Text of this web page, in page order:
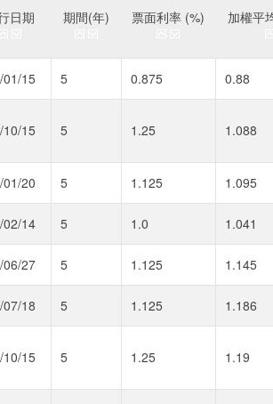
日期 期間(年) 票面利率 (%) 加權平
01/15 5 0.875 0.88
10/15 5 1.25 1.088
01/20 5 1.125 1.095
02/14 5 1.0 1.041
06/27 5 1.125 1.145
07/18 5 1.125 1.186
10/15 5 1.25 1.19